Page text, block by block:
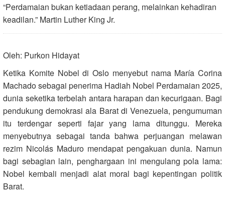
“Perdamaian bukan ketiadaan perang, melainkan kehadiran
keadilan.” Martin Luther King Jr.
Oleh: Purkon Hidayat
Ketika Komite Nobel di Oslo menyebut nama María Corina
Machado sebagai penerima Hadiah Nobel Perdamaian 2025,
dunia seketika terbelah antara harapan dan kecurigaan. Bagi
pendukung demokrasi ala Barat di Venezuela, pengumuman
itu terdengar seperti fajar yang lama ditunggu. Mereka
menyebutnya sebagai tanda bahwa perjuangan melawan
rezim Nicolás Maduro mendapat pengakuan dunia. Namun
bagi sebagian lain, penghargaan ini mengulang pola lama:
Nobel kembali menjadi alat moral bagi kepentingan politik
Barat.